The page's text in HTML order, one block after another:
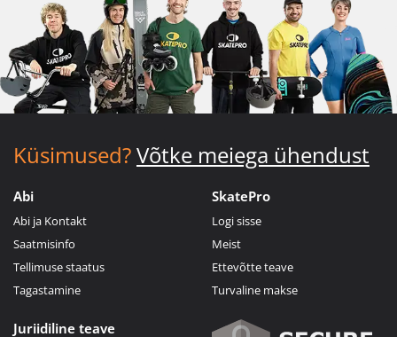
Küsimused?Võtke meiega ühendust
Abi
Abi ja Kontakt
Saatmisinfo
Tellimuse staatus
Tagastamine
SkatePro
Logi sisse
Meist
Ettevõtte teave
Turvaline makse
Juriidiline teave